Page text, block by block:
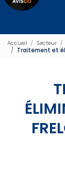
Accueil Secteur
Traitement et